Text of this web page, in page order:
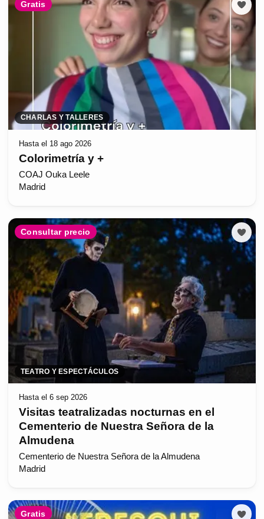
Gratis
CHARLAS Y TALLERES
Hasta el 18 ago 2026
Colorimetría y +
COAJ Ouka Leele
Madrid
Consultar precio
TEATRO Y ESPECTÁCULOS
Hasta el 6 sep 2026
Visitas teatralizadas nocturnas en el
Cementerio de Nuestra Señora de la
Almudena
Cementerio de Nuestra Señora de la Almudena
Madrid
Gratis